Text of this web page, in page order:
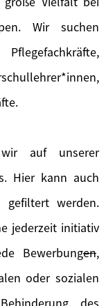
Wir suchen
auf unserer
Hier kann auch
gefiltert werden.
jederzeit initiativ
Bewerbungen,
oder sozialen